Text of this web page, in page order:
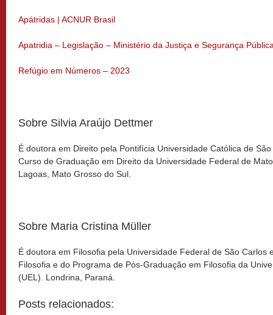
Apátridas | ACNUR Brasil
Apatridia – Legislação – Ministério da Justiça e Segurança
Refúgio em Números – 2023
Sobre Silvia Araújo Dettmer
É doutora em Direito pela Pontifícia Universidade Católica de
Curso de Graduação em Direito da Universidade Federal de
Lagoas, Mato Grosso do Sul.
Sobre Maria Cristina Müller
É doutora em Filosofia pela Universidade Federal de São Carlos
Filosofia e do Programa de Pós-Graduação em Filosofia da
(UEL). Londrina, Paraná.
Posts relacionados: